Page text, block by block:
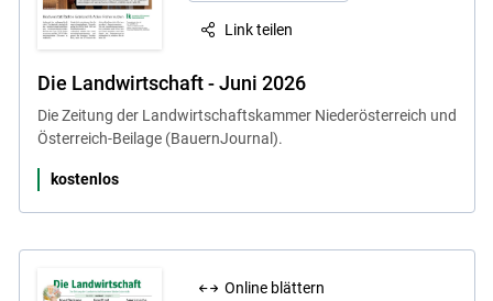
Link teilen
Die Landwirtschaft - Juni 2026
Die Zeitung der Landwirtschaftskammer Niederösterreich und
Österreich-Beilage (BauernJournal).
kostenlos
Online blättern